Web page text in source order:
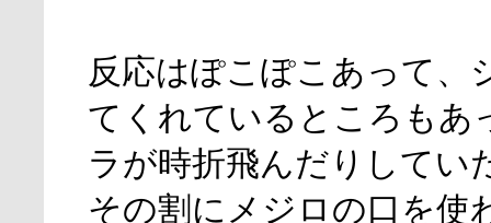
反応はぽこぽこあって、
てくれているところもあ
ラが時折飛んだりしてい
その割にメジロの口を使